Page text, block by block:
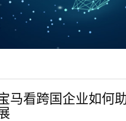
马看跨国企业如何